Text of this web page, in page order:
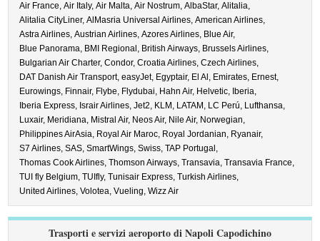
Air France,Air Italy,Air Malta,Air Nostrum,AlbaStar,Alitalia,
Alitalia CityLiner,AlMasria Universal Airlines,American Airlines,
Astra Airlines,Austrian Airlines,Azores Airlines, Blue Air,
Blue Panorama, BMI Regional, British Airways, Brussels Airlines,
Bulgarian Air Charter,Condor,Croatia Airlines,Czech Airlines,
DAT Danish Air Transport,easyJet, Egyptair, El Al, Emirates, Ernest,
Eurowings, Finnair, Flybe, Flydubai, Hahn Air, Helvetic, Iberia,
Iberia Express, Israir Airlines,Jet2, KLM, LATAM, LC Perú, Lufthansa,
Luxair, Meridiana, Mistral Air, Neos Air, Nile Air, Norwegian,
Philippines AirAsia, Royal Air Maroc, Royal Jordanian, Ryanair,
S7 Airlines,SAS,SmartWings,Swiss,TAP Portugal,
Thomas Cook Airlines,Thomson Airways,Transavia,Transavia France,
TUI fly Belgium,TUIfly,Tunisair Express,Turkish Airlines,
United Airlines,Volotea,Vueling,Wizz Air
Trasporti e servizi aeroporto di Napoli Capodichino